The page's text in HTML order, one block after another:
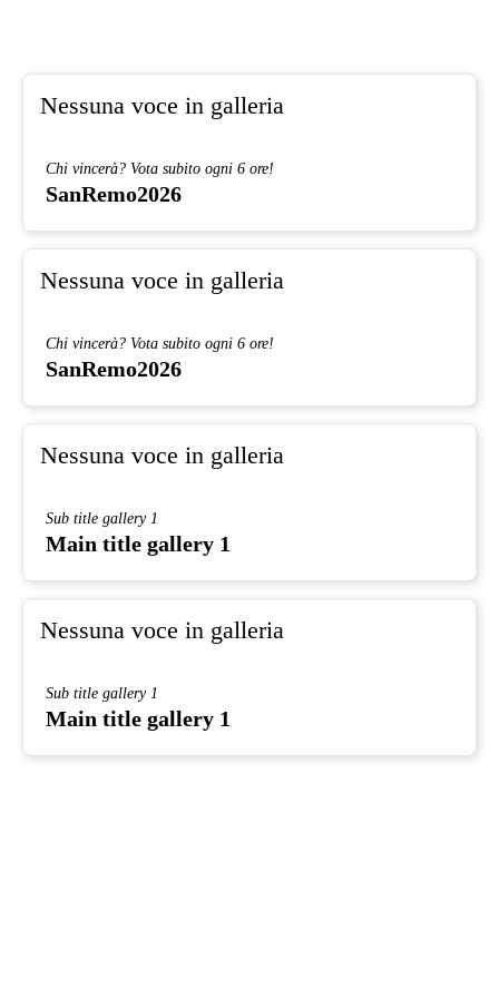
Nessuna voce in galleria
Chi vincerà? Vota subito ogni 6 ore!
SanRemo2026
Nessuna voce in galleria
Chi vincerà? Vota subito ogni 6 ore!
SanRemo2026
Nessuna voce in galleria
Sub title gallery 1
Main title gallery 1
Nessuna voce in galleria
Sub title gallery 1
Main title gallery 1